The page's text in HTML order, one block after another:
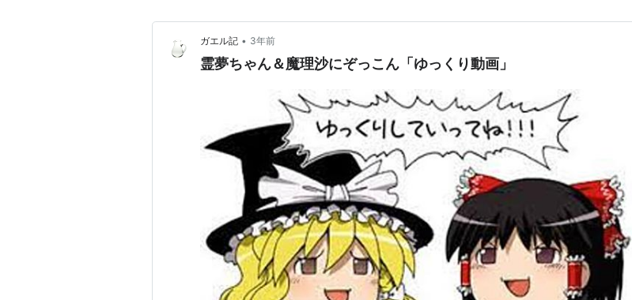
ガエル記 • 3年前
霊夢ちゃん＆魔理沙にぞっこん「ゆっくり動画」